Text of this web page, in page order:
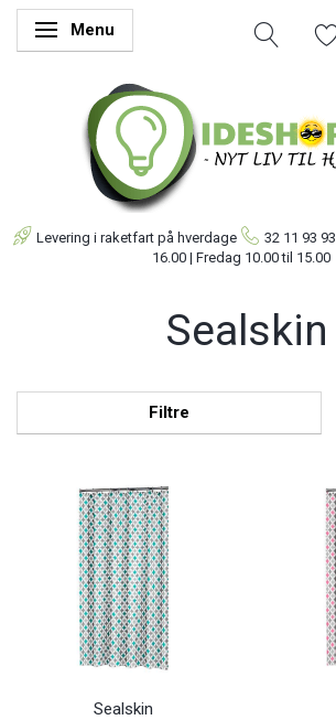
Skifte navigation
Menu
Levering i raketfart på hverdage 32 11 93 93
16.00 | Fredag 10.00 til 15.00
Sealskin
Filtre
Sealskin